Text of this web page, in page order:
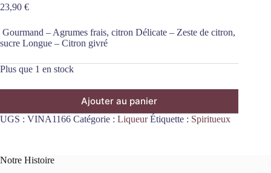
23,90 €
Gourmand – Agrumes frais, citron Délicate – Zeste de citron,
sucre Longue – Citron givré
Plus que 1 en stock
Ajouter au panier
UGS : VINA1166 Catégorie : Liqueur Étiquette : Spiritueux
Notre Histoire